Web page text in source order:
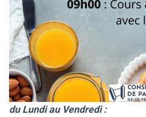
du Lundi au Vendredi :